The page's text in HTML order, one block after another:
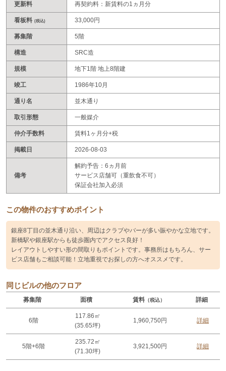
更新料 再契約料：新賃料の1ヵ月分
看板料 (税込) 33,000円
募集階 5階
構造 SRC造
規模 地下1階 地上8階建
竣工 1986年10月
通り名 並木通り
取引形態 一般媒介
仲介手数料 賃料1ヶ月分+税
掲載日 2026-08-03
備考
解約予告：6ヵ月前
サービス店舗可（重飲食不可）
保証会社加入必須
この物件のおすすめポイント
銀座8丁目の並木通り沿い、周辺はクラブやバーが多い賑やかな立地です。
新橋駅や銀座駅からも徒歩圏内でアクセス良好！
レイアウトしやすい形の間取りもポイントです。事務所はもちろん、サー
ビス店舗もご相談可能！立地重視でお探しの方へオススメです。
同じビルの他のフロア
募集階 面積 賃料 （税込） 詳細
6階
117.86㎡
(35.65坪)
1,960,750円 詳細
5階+6階
235.72㎡
(71.30坪)
3,921,500円 詳細